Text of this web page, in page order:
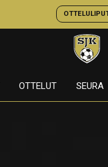
OTTELUT SEURA